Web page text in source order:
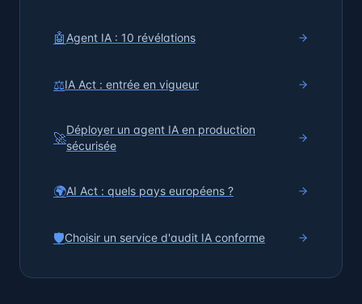
🤖 Agent IA : 10 révélations
⚖️IA Act : entrée en vigueur
🚀
Déployer un agent IA en production
sécurisée
🌍AI Act : quels pays européens ?
🛡️Choisir un service d'audit IA conforme